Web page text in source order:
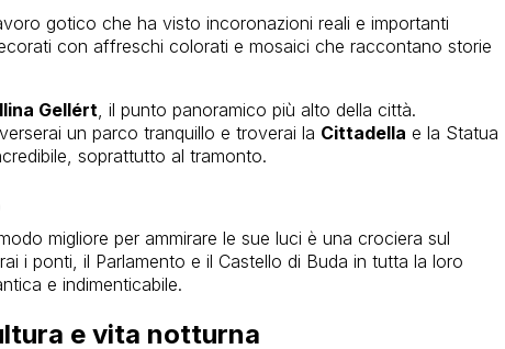
gotico che ha visto incoronazioni reali e importanti
con affreschi colorati e mosaici che raccontano storie
Gellért, il punto panoramico più alto della città.
un parco tranquillo e troverai la Cittadella e la Statua
soprattutto al tramonto.
migliore per ammirare le sue luci è una crociera sul
i ponti, il Parlamento e il Castello di Buda in tutta la loro
e indimenticabile.
e vita notturna